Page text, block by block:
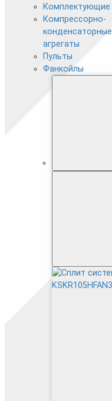
Комплектующие
Компрессорно-
конденсаторные
агрегаты
Пульты
Фанкойлы